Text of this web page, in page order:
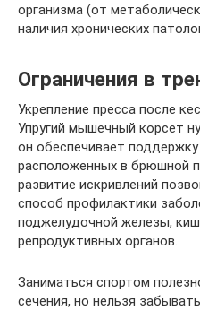
организма (от
наличия хронических
Ограничения в
Укрепление пресса после
Упругий мышечный корсет
он обеспечивает поддержку
расположенных в брюшной
развитие искривлений
способ профилактики
поджелудочной железы,
репродуктивных органов.
Заниматься спортом
сечения, но нельзя